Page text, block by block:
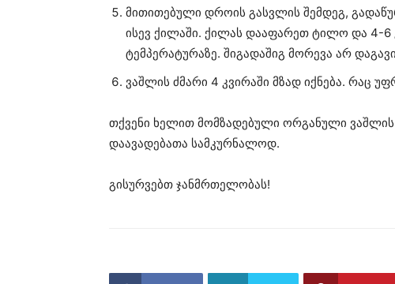
მითითებული დროის გასვლის შემდეგ,
ისევ ქილაში. ქილას დააფარეთ ტილო და 4-6
ტემპერატურაზე. შიგადაშიგ მორევა არ
ვაშლის ძმარი 4 კვირაში მზად იქნება. რაც
თქვენი ხელით მომზადებული ორგანული ვაშლის
დაავადებათა სამკურნალოდ.
გისურვებთ ჯანმრთელობას!